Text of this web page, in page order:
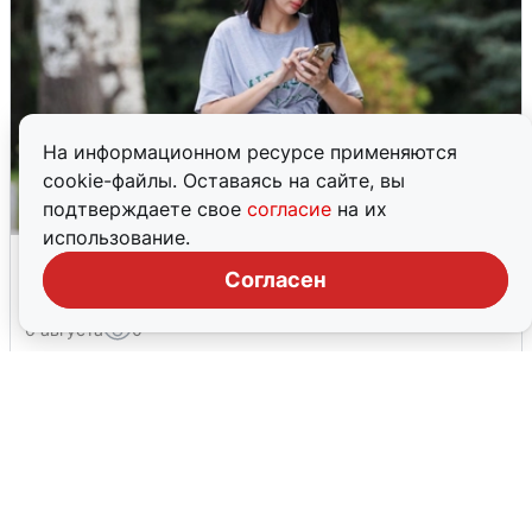
На информационном ресурсе применяются
cookie-файлы. Оставаясь на сайте, вы
подтверждаете свое согласие на их
использование.
Согласен
Волгоградцы остались без
мобильного интернета
6 августа 0